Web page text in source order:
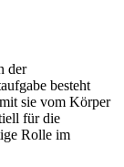
der
besteht
sie vom Körper
für die
Rolle im